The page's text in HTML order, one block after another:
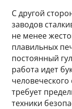
С другой
заводов
не менее
плавильных
постоянный
работа идет
требует
техники